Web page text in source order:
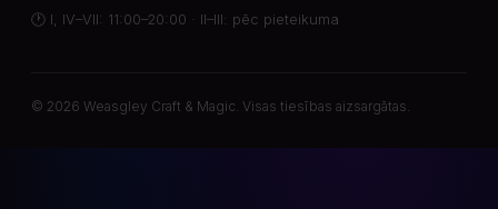
🕐 I, IV–VII: 11:00–20:00 · II–III: pēc pieteikuma
© 2026 Weasgley Craft & Magic. Visas tiesības aizsargātas.